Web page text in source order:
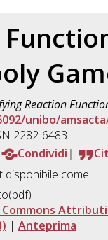
Reaction
unibo/
2282-6483.
Condividi
disponibile come:
| Anteprima